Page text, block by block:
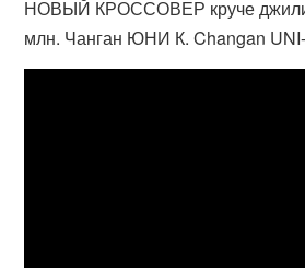
НОВЫЙ КРОССОВЕР круче джили
млн. Чанган ЮНИ К. Changan